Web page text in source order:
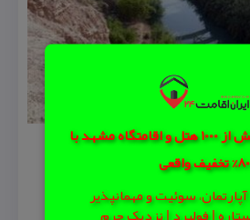
🎁 امکان رزرو بیش از 1000 هتل و اقامتگاه مشهد با
80% تخفیف واقعی
سوئیت و مهمانپذیر